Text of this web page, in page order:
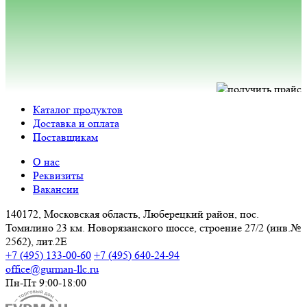
Каталог продуктов
Доставка и оплата
Поставщикам
О нас
Реквизиты
Вакансии
140172, Московская область, Люберецкий район, пос.
Томилино 23 км. Новорязанского шоссе, строение 27/2 (инв.№
2562), лит.2Е
+7 (495) 133-00-60 +7 (495) 640-24-94
office@gurman-llc.ru
Пн-Пт 9:00-18:00